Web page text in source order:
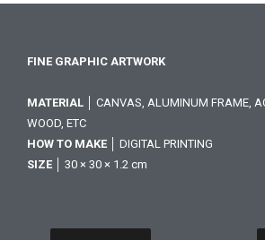
FINE GRAPHIC ARTWORK
MATERIAL │ CANVAS, ALUMINUM FRAME,
WOOD, ETC
HOW TO MAKE │ DIGITAL PRINTING
SIZE │ 30 × 30 × 1.2 cm